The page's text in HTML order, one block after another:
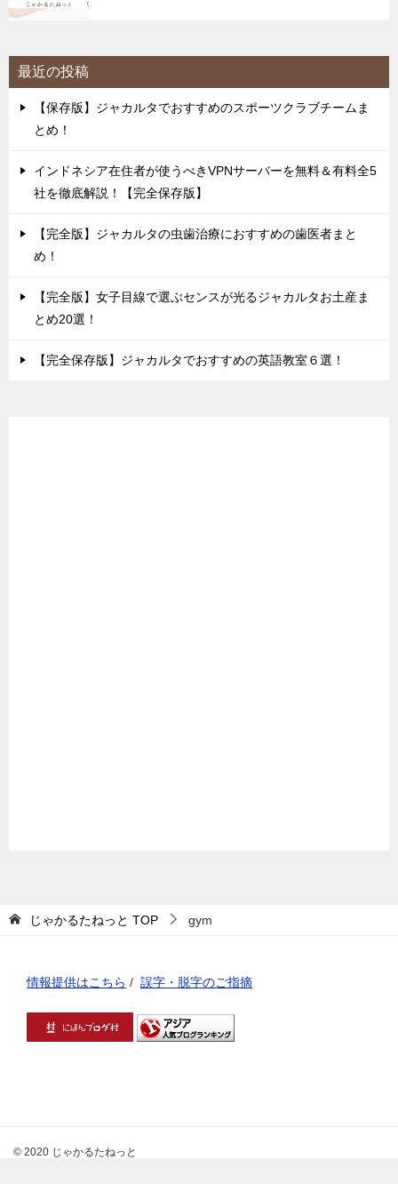
最近の投稿
【保存版】ジャカルタでおすすめのスポーツクラブチームま
とめ！
インドネシア在住者が使うべきVPNサーバーを無料＆有料全5
社を徹底解説！【完全保存版】
【完全版】ジャカルタの虫歯治療におすすめの歯医者まと
め！
【完全版】女子目線で選ぶセンスが光るジャカルタお土産ま
とめ20選！
【完全保存版】ジャカルタでおすすめの英語教室６選！
じゃかるたねっと TOP gym
情報提供はこちら / 誤字・脱字のご指摘
© 2020 じゃかるたねっと